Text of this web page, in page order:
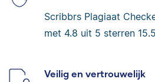
Scribbrs Plagiaat
met 4.8 uit 5 sterren
Veilig en vertrouwelijk